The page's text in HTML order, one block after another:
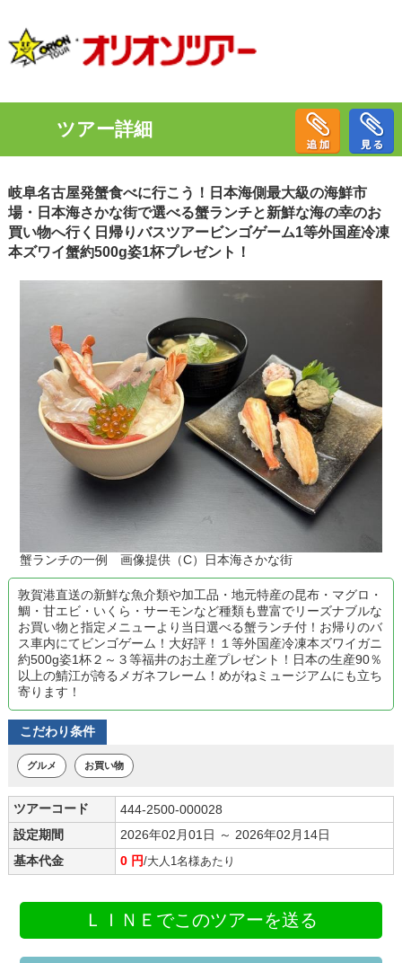
ツアー詳細
岐阜名古屋発蟹食べに行こう！日本海側最大級の海鮮市
場・日本海さかな街で選べる蟹ランチと新鮮な海の幸のお
買い物へ行く日帰りバスツアービンゴゲーム1等外国産冷凍
本ズワイ蟹約500g姿1杯プレゼント！
蟹ランチの一例 画像提供（C）日本海さかな街
敦賀港直送の新鮮な魚介類や加工品・地元特産の昆布・マグロ・
鯛・甘エビ・いくら・サーモンなど種類も豊富でリーズナブルな
お買い物と指定メニューより当日選べる蟹ランチ付！お帰りのバ
ス車内にてビンゴゲーム！大好評！１等外国産冷凍本ズワイガニ
約500g姿1杯２～３等福井のお土産プレゼント！日本の生産90％
以上の鯖江が誇るメガネフレーム！めがねミュージアムにも立ち
寄ります！
こだわり条件
グルメ お買い物
ツアーコード
444-2500-000028
設定期間
2026年02月01日 ～ 2026年02月14日
基本代金
0 円/大人1名様あたり
ＬＩＮＥでこのツアーを送る